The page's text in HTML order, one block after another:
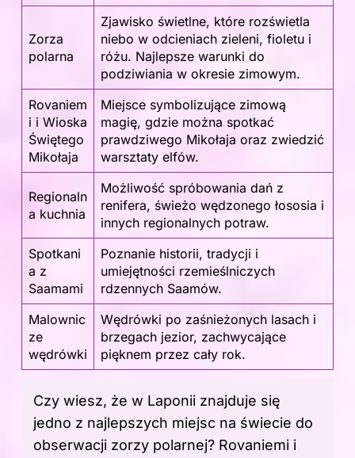
Zorza
polarna
Zjawisko świetlne, które rozświetla
niebo w odcieniach zieleni, fioletu i
różu. Najlepsze warunki do
podziwiania w okresie zimowym.
Rovaniem
i i Wioska
Świętego
Mikołaja
Miejsce symbolizujące zimową
magię, gdzie można spotkać
prawdziwego Mikołaja oraz zwiedzić
warsztaty elfów.
Regionaln
a kuchnia
Możliwość spróbowania dań z
renifera, świeżo wędzonego łososia i
innych regionalnych potraw.
Spotkani
a z
Saamami
Poznanie historii, tradycji i
umiejętności rzemieślniczych
rdzennych Saamów.
Malownic
ze
wędrówki
Wędrówki po zaśnieżonych lasach i
brzegach jezior, zachwycające
pięknem przez cały rok.
Czy wiesz, że w Laponii znajduje się
jedno z najlepszych miejsc na świecie do
obserwacji zorzy polarnej? Rovaniemi i